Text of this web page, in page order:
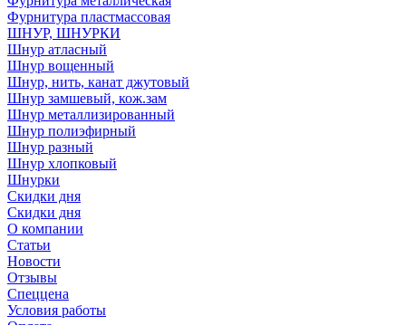
Фурнитура пластмассовая
ШНУР, ШНУРКИ
Шнур атласный
Шнур вощенный
Шнур, нить, канат джутовый
Шнур замшевый, кож.зам
Шнур металлизированный
Шнур полиэфирный
Шнур разный
Шнур хлопковый
Шнурки
Скидки дня
Скидки дня
О компании
Статьи
Новости
Отзывы
Спеццена
Условия работы